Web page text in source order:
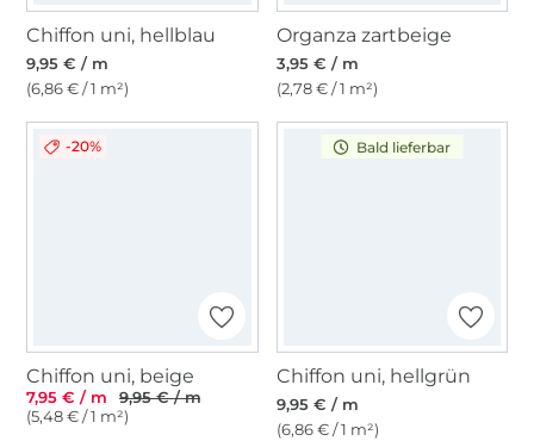
Chiffon uni, hellblau
9,95 € / m
(6,86 € / 1 m²)
Organza zartbeige
3,95 € / m
(2,78 € / 1 m²)
-20%
Chiffon uni, beige
7,95 € / m
9,95 € / m
(5,48 € / 1 m²)
Bald lieferbar
Chiffon uni, hellgrün
9,95 € / m
(6,86 € / 1 m²)